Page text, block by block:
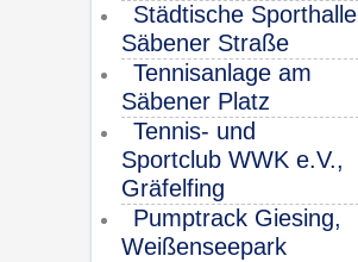
Städtische Sporthalle
Säbener Straße
Tennisanlage am
Säbener Platz
Tennis- und
Sportclub WWK e.V.,
Gräfelfing
Pumptrack Giesing,
Weißenseepark